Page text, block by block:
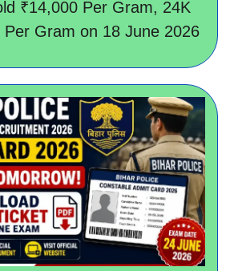
₹14,000 Per Gram, 24K
Per Gram on 18 June 2026